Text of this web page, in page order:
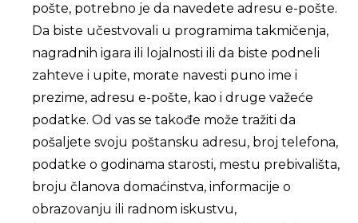
pošte, potrebno je da navedete adresu e-pošte.
Da biste učestvovali u programima takmičenja,
nagradnih igara ili lojalnosti ili da biste podneli
zahteve i upite, morate navesti puno ime i
prezime, adresu e-pošte, kao i druge važeće
podatke. Od vas se takođe može tražiti da
pošaljete svoju poštansku adresu, broj telefona,
podatke o godinama starosti, mestu prebivališta,
broju članova domaćinstva, informacije o
obrazovanju ili radnom iskustvu,